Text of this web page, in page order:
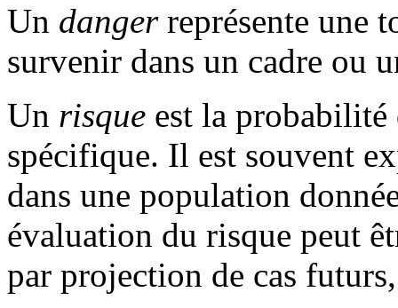
Un dangerreprésente une
survenir dans un cadre ou
Un risque est la
spécifique. Il est souvent
dans une population
évaluation du risque peut
par projection de cas